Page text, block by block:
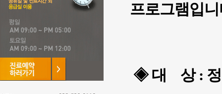
프로그램입
◈ 대 상 :